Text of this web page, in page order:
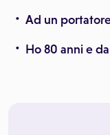
Ad un
Ho 80 anni e